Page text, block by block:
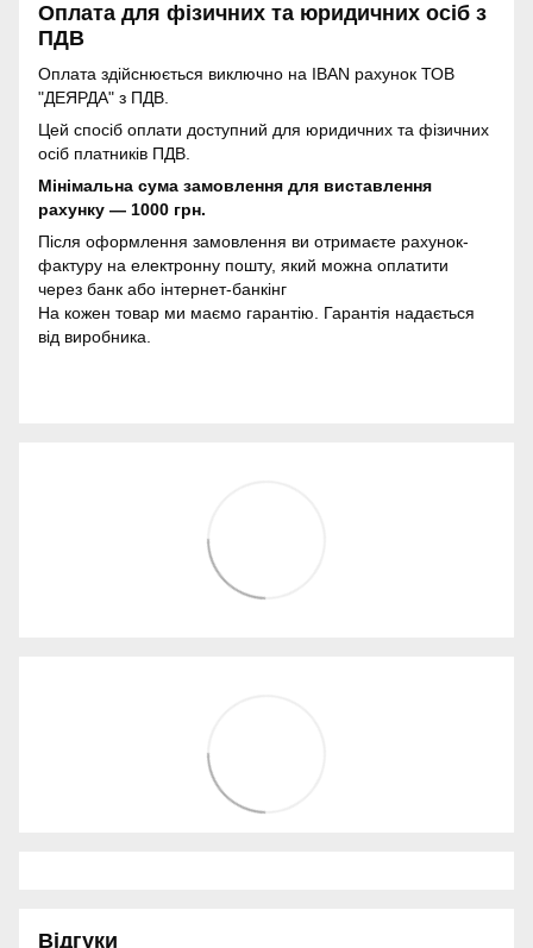
Оплата для фізичних та юридичних осіб з
ПДВ
Оплата здійснюється виключно на IBAN рахунок ТОВ
"ДЕЯРДА" з ПДВ.
Цей спосіб оплати доступний для юридичних та фізичних
осіб платників ПДВ.
Мінімальна сума замовлення для виставлення
рахунку — 1000 грн.
Після оформлення замовлення ви отримаєте рахунок-
фактуру на електронну пошту, який можна оплатити
через банк або інтернет-банкінг
На кожен товар ми маємо гарантію. Гарантія надається
від виробника.
Відгуки